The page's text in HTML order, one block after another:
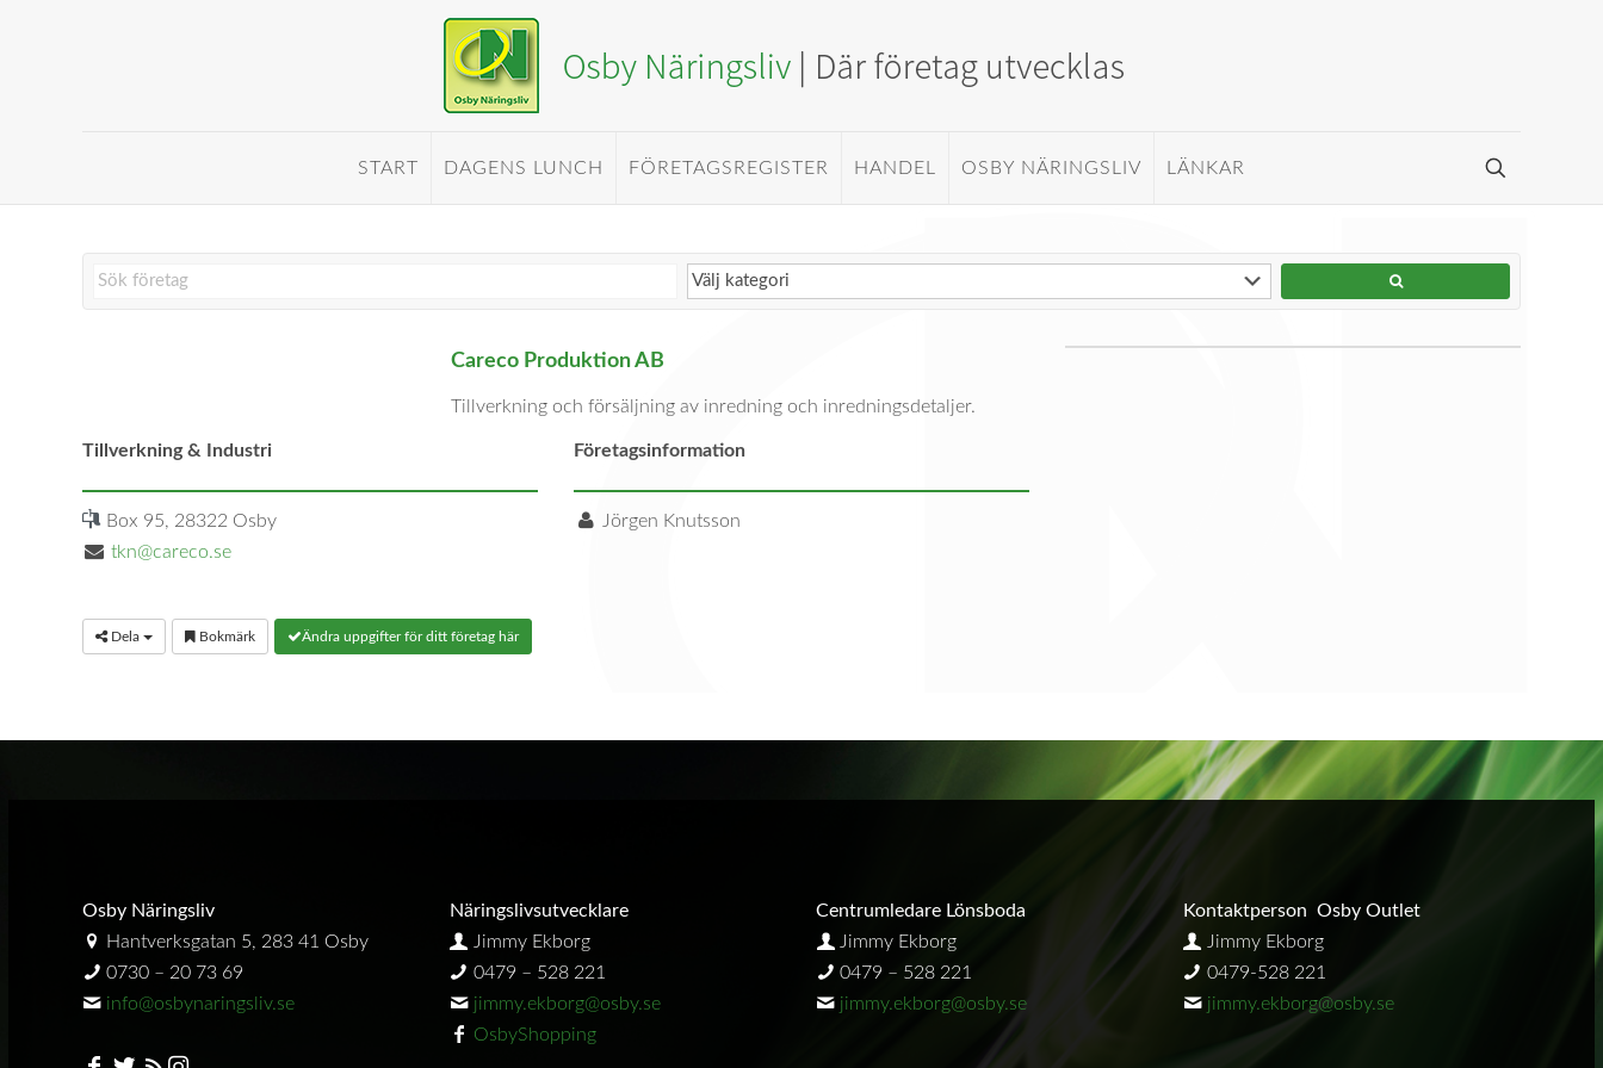
START DAGENS LUNCH FÖRETAGSREGISTER HANDEL OSBY NÄRINGSLIV LÄNKAR
Careco Produktion AB
Tillverkning och försäljning av inredning och inredningsdetaljer.
Tillverkning & Industri
Box 95, 28322 Osby
tkn@careco.se
Företagsinformation
Jörgen Knutsson
Ändra uppgifter för ditt företag här
Dela Bokmärk
Osby Näringsliv
Hantverksgatan 5, 283 41 Osby
0730 – 20 73 69
info@osbynaringsliv.se
Näringslivsutvecklare
Jimmy Ekborg
0479 – 528 221
jimmy.ekborg@osby.se
OsbyShopping
Centrumledare Lönsboda
Jimmy Ekborg
0479 – 528 221
jimmy.ekborg@osby.se
Kontaktperson Osby Outlet
Jimmy Ekborg
0479-528 221
jimmy.ekborg@osby.se